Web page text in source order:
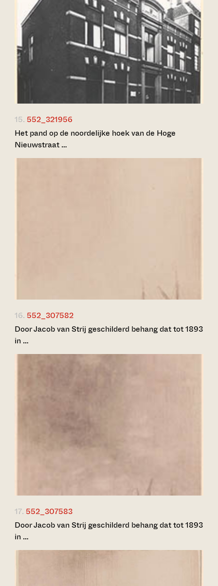
15. 552_321956
Het pand op de noordelijke hoek van de Hoge
Nieuwstraat …
16. 552_307582
Door Jacob van Strij geschilderd behang dat tot 1893
in …
17. 552_307583
Door Jacob van Strij geschilderd behang dat tot 1893
in …